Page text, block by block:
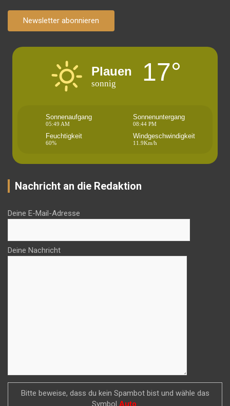
Newsletter abonnieren
Plauen
sonnig 17°
Sonnenaufgang
05:49 AM
Sonnenuntergang
08:44 PM
Feuchtigkeit
60%
Windgeschwindigkeit
11.9Km/h
Nachricht an die Redaktion
Deine E-Mail-Adresse
Deine Nachricht
Bitte beweise, dass du kein Spambot bist und wähle das
Symbol Auto